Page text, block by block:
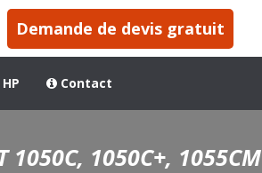
Demande de devis gratuit
Contact
1050C, 1050C+, 1055CM